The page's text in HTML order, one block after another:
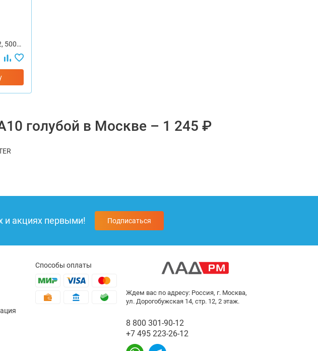
500…
голубой в Москве – 1 245 ₽
и акциях первыми! Подписаться
Способы оплаты
Ждем вас по адресу: Россия, г. Москва,
ул. Дорогобужская 14, стр. 12, 2 этаж.
8 800 301-90-12
+7 495 223-26-12